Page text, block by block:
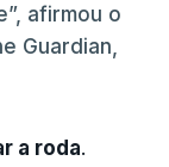
afirmou o
Guardian,
a roda.